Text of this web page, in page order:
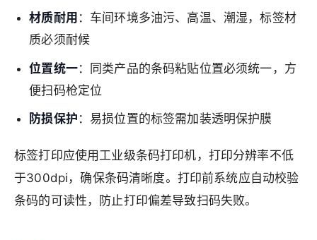
材质耐用 ：车间环境多油污、高温、潮湿，标签材
质必须耐候
位置统一：同类产品的条码粘贴位置必须统一，方
便扫码枪定位
防损保护 ：易损位置的标签需加装透明保护膜
标签打印应使用工业级条码打印机，打印分辨率不低
于300dpi，确保条码清晰度。打印前系统应自动校验
条码的可读性，防止打印偏差导致扫码失败。